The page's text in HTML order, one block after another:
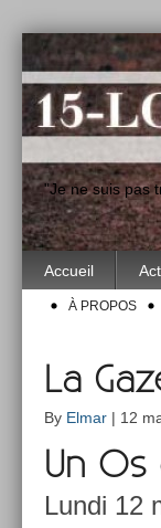
"Je ne suis pas
Accueil
À PROPOS
La
By Elmar | 12
Un Os
Lundi 12